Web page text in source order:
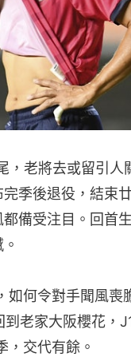
老將去或留引人
季後退役，結束
備受注目。回首
如何令對手聞風喪
老家大阪櫻花，
，交代有餘。